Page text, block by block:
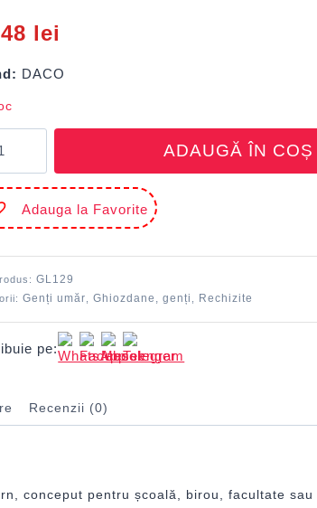
lei
DACO
ADAUGĂ ÎN COȘ
Adauga la Favorite
GL129
Genți umăr ,Ghiozdane, genți Rechizite
pe:
Recenzii (0)
conceput pentru școală, birou, facultate